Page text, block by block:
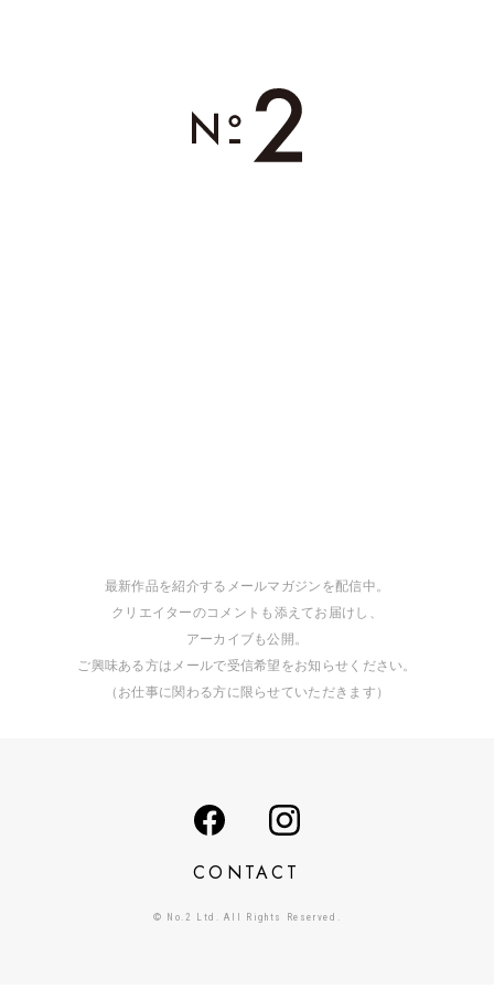
最新作品を紹介するメールマガジンを配信中。
クリエイターのコメントも添えてお届けし、
アーカイブも公開。
ご興味ある方はメールで受信希望をお知らせください。
（お仕事に関わる方に限らせていただきます）
CONTACT
© No.2 Ltd. All Rights Reserved.